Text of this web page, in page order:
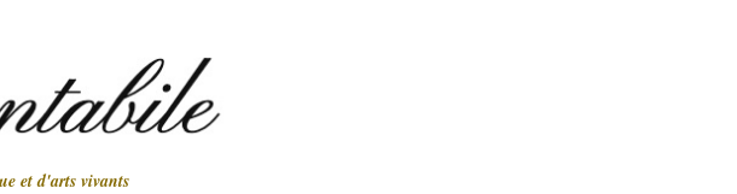
et d'arts vivants